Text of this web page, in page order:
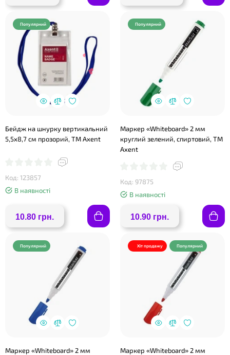
Популярний
Бейдж на шнурку вертикальний
5,5х8,7 см прозорий, ТМ Axent
Код: 123857
В наявності
10.80 грн.
Популярний
Маркер «Whiteboard» 2 мм
круглий зелений, спиртовий, ТМ
Axent
Код: 97875
В наявності
10.90 грн.
Популярний
Маркер «Whiteboard» 2 мм
Хіт продажу Популярний
Маркер «Whiteboard» 2 мм